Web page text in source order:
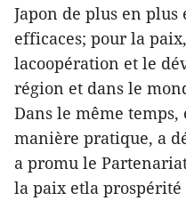
Japon de plus en
efficaces; pour la
lacoopération et le
région et dans le
Dans le même
manière pratique, a
a promu le
la paix etla prospérité